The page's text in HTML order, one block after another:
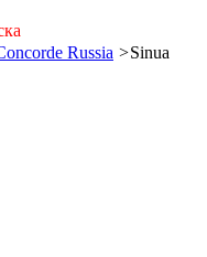
Russia >Sinua